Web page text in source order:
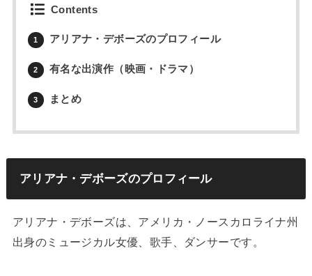
Contents
1 アリアナ・デボーズのプロフィール
2 有名な出演作（映画・ドラマ）
3 まとめ
アリアナ・デボーズのプロフィール
アリアナ・デボーズは、アメリカ・ノースカロライナ州
出身のミュージカル女優、歌手、ダンサーです。